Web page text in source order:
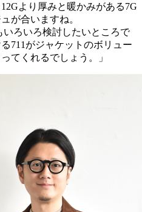
より厚みと暖かみがある7G
が合いますね。
いろいろ検討したいところで
711がジャケットのボリュー
てくれるでしょう。」